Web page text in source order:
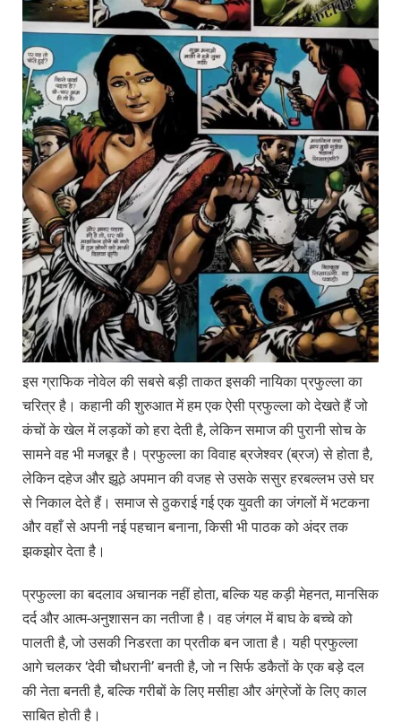
इस ग्राफिक नोवेल की सबसे बड़ी ताकत इसकी नायिका प्रफुल्ला का
चरित्र है। कहानी की शुरुआत में हम एक ऐसी प्रफुल्ला को देखते हैं जो
कंचों के खेल में लड़कों को हरा देती है, लेकिन समाज की पुरानी सोच के
सामने वह भी मजबूर है। प्रफुल्ला का विवाह ब्रजेश्वर (ब्रज) से होता है,
लेकिन दहेज और झूठे अपमान की वजह से उसके ससुर हरबल्लभ उसे घर
से निकाल देते हैं। समाज से ठुकराई गई एक युवती का जंगलों में भटकना
और वहाँ से अपनी नई पहचान बनाना, किसी भी पाठक को अंदर तक
झकझोर देता है।
प्रफुल्ला का बदलाव अचानक नहीं होता, बल्कि यह कड़ी मेहनत, मानसिक
दर्द और आत्म-अनुशासन का नतीजा है। वह जंगल में बाघ के बच्चे को
पालती है, जो उसकी निडरता का प्रतीक बन जाता है। यही प्रफुल्ला
आगे चलकर ‘देवी चौधरानी’ बनती है, जो न सिर्फ डकैतों के एक बड़े दल
की नेता बनती है, बल्कि गरीबों के लिए मसीहा और अंग्रेजों के लिए काल
साबित होती है।